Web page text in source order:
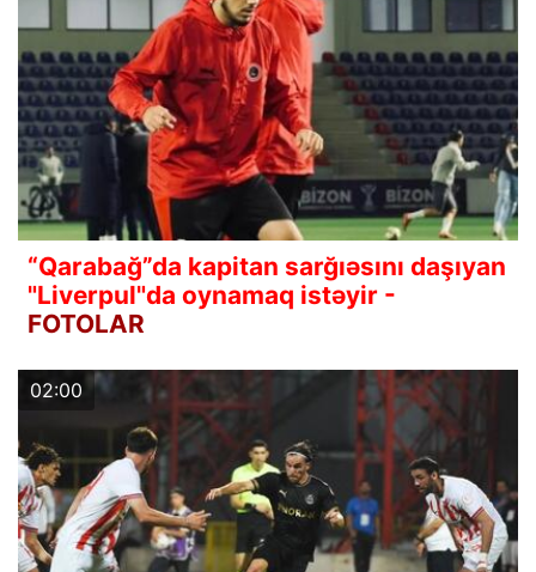
“Qarabağ”da kapitan sarğıəsını daşıyan
"Liverpul"da oynamaq istəyir -
FOTOLAR
02:00